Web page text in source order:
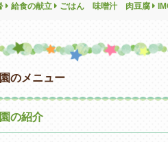
給食の献立 ごはん 味噌汁 肉豆腐
園のメニュー
園の紹介